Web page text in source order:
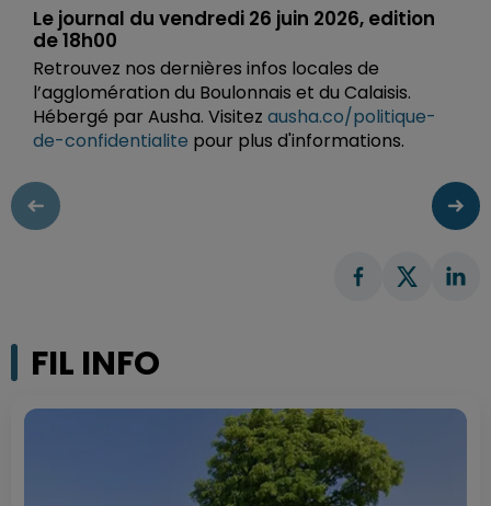
Le journal du vendredi 26 juin 2026, edition
de 18h00
Retrouvez nos dernières infos locales de
l’agglomération du Boulonnais et du Calaisis.
Hébergé par Ausha. Visitez ausha.co/politique-
de-confidentialite pour plus d'informations.
FIL INFO